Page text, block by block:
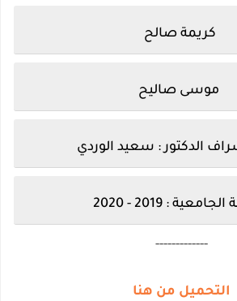
كريمة صالح
موسى صاليح
الدكتور : سعيد الوردي
: 2019 - 2020
-------------
التحميل من هنا